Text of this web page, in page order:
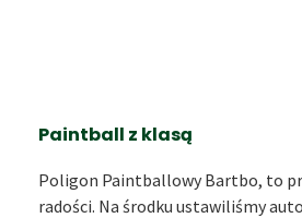
Paintball z klasą
Poligon Paintballowy Bartbo, to
radości. Na środku ustawiliśmy